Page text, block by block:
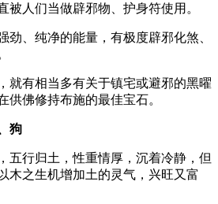
被人们当做辟邪物、护身符使用。
劲、纯净的能量，有极度辟邪化煞、
就有相当多有关于镇宅或避邪的黑曜
供佛修持布施的最佳宝石。
狗
五行归土，性重情厚，沉着冷静，但
木之生机增加土的灵气，兴旺又富